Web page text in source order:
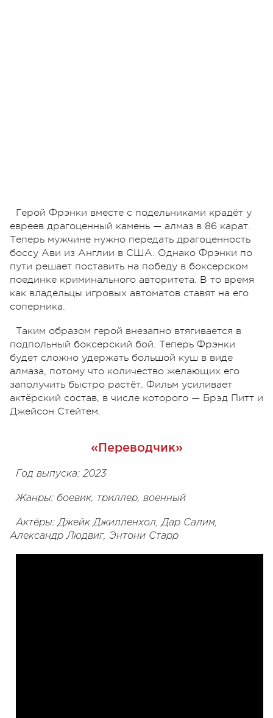
Герой Фрэнки вместе с подельниками крадёт у
евреев драгоценный камень — алмаз в 86 карат.
Теперь мужчине нужно передать драгоценность
боссу Ави из Англии в США. Однако Фрэнки по
пути решает поставить на победу в боксерском
поединке криминального авторитета. В то время
как владельцы игровых автоматов ставят на его
соперника.
Таким образом герой внезапно втягивается в
подпольный боксерский бой. Теперь Фрэнки
будет сложно удержать большой куш в виде
алмаза, потому что количество желающих его
заполучить быстро растёт. Фильм усиливает
актёрский состав, в числе которого — Брэд Питт и
Джейсон Стейтем.
«Переводчик»
Год выпуска: 2023
Жанры: боевик, триллер, военный
Актёры: Джейк Джилленхол, Дар Салим,
Александр Людвиг, Энтони Старр